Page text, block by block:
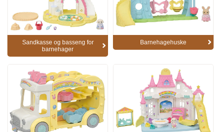
Sandkasse og basseng for
barnehager
Barnehagehuske